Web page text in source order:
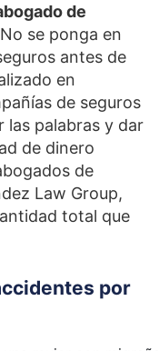
de
No se ponga en
antes de
en
de seguros
las palabras y dar
de dinero
de
Law Group,
total que
por